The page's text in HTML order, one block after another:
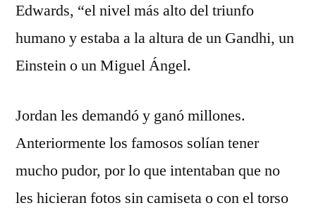
Edwards, “el nivel más alto del triunfo
humano y estaba a la altura de un Gandhi, un
Einstein o un Miguel Ángel.
Jordan les demandó y ganó millones.
Anteriormente los famosos solían tener
mucho pudor, por lo que intentaban que no
les hicieran fotos sin camiseta o con el torso